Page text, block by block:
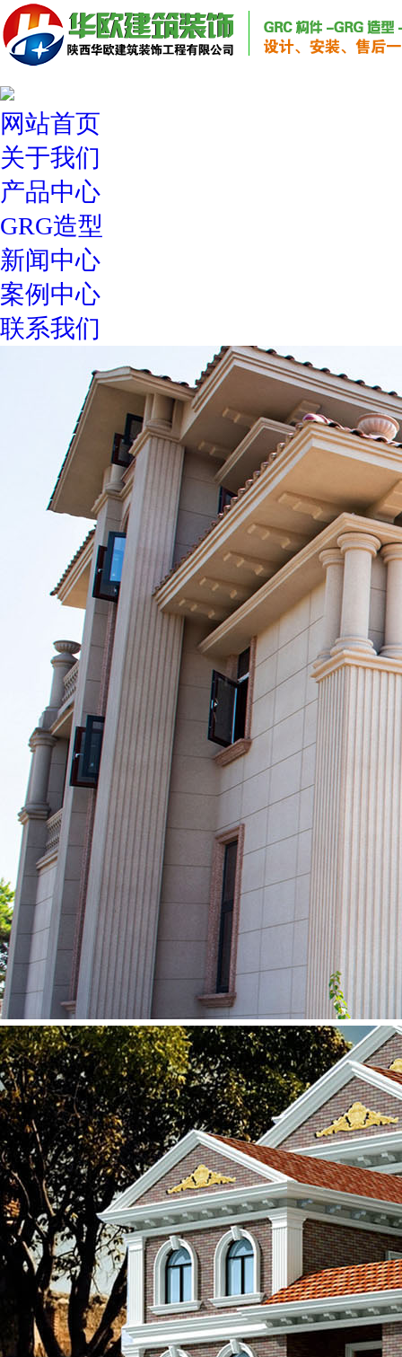
网站首页
关于我们
产品中心
GRG造型
新闻中心
案例中心
联系我们